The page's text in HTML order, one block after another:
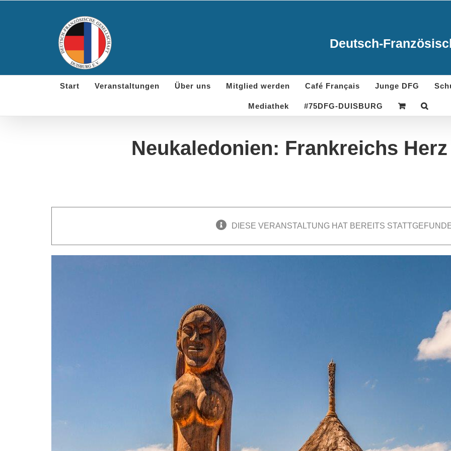
Deutsch-
Start Veranstaltungen Über uns Mitglied werden Café Français Junge DFG
Mediathek #75DFG-DUISBURG
Neukaledonien: Frankreichs
DIESE VERANSTALTUNG HAT BEREITS